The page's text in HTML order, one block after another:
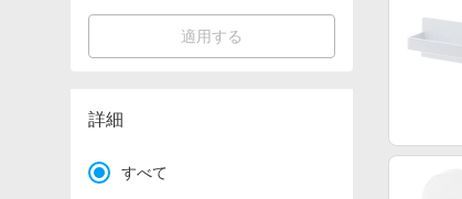
適用する
詳細
すべて